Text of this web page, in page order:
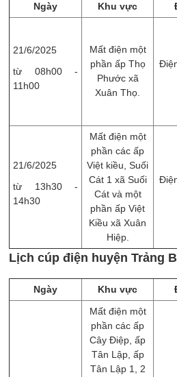
Ngày Khu vực
21/6/2025
từ 08h00 -
11h00
Mất điện một
phần ấp Thọ
Phước xã
Xuân Thọ.
21/6/2025
từ 13h30 -
14h30
Mất điện một
phần các ấp
Việt kiều, Suối
Cát 1 xã Suối
Cát và một
phần ấp Việt
Kiều xã Xuân
Hiệp.
Lịch cúp điện huyện Trảng
Ngày Khu vực
Mất điện một
phần các ấp
Cây Điệp, ấp
Tân Lập, ấp
Tân Lập 1, 2